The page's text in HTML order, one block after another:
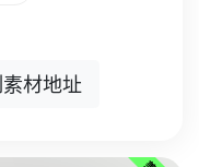
材地址